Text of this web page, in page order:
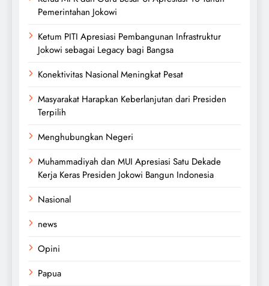
Pemerintahan Jokowi
Ketum PITI Apresiasi Pembangunan Infrastruktur
Jokowi sebagai Legacy bagi Bangsa
Konektivitas Nasional Meningkat Pesat
Masyarakat Harapkan Keberlanjutan dari Presiden
Terpilih
Menghubungkan Negeri
Muhammadiyah dan MUI Apresiasi Satu Dekade
Kerja Keras Presiden Jokowi Bangun Indonesia
Nasional
news
Opini
Papua